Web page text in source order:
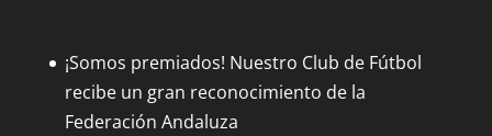
¡Somos premiados! Nuestro Club de Fútbol
recibe un gran reconocimiento de la
Federación Andaluza